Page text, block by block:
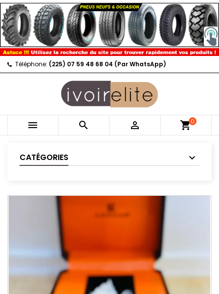
Téléphone: (225) 07 59 48 68 04 (Par WhatsApp)
   shopping_cart0
CATÉGORIES